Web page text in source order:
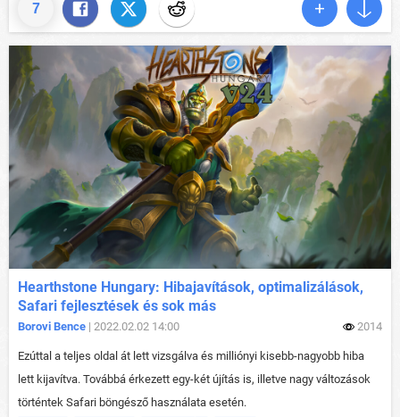
7
Hearthstone Hungary: Hibajavítások, optimalizálások,
Safari fejlesztések és sok más
Borovi Bence | 2022.02.02 14:00 2014
Ezúttal a teljes oldal át lett vizsgálva és milliónyi kisebb-nagyobb hiba
lett kijavítva. Továbbá érkezett egy-két újítás is, illetve nagy változások
történtek Safari böngésző használata esetén.